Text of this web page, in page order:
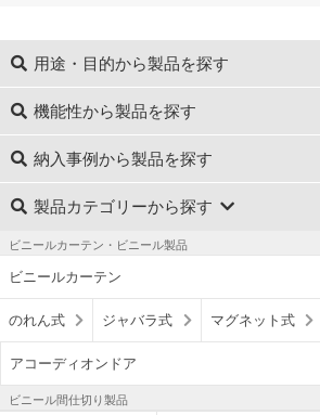
用途・目的から製品を探す
機能性から製品を探す
納入事例から製品を探す
製品カテゴリーから探す
ビニールカーテン・ビニール製品
ビニールカーテン
のれん式 ジャバラ式 マグネット式
アコーディオンドア
ビニール間仕切り製品